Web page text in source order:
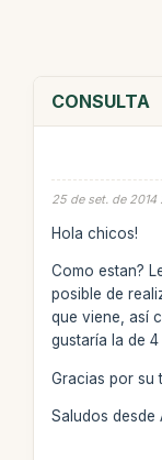
CONSULTA
25 de set. de 2014
Hola chicos!
Como estan?
posible de
que viene, así
gustaría la de 4
Gracias por su
Saludos desde